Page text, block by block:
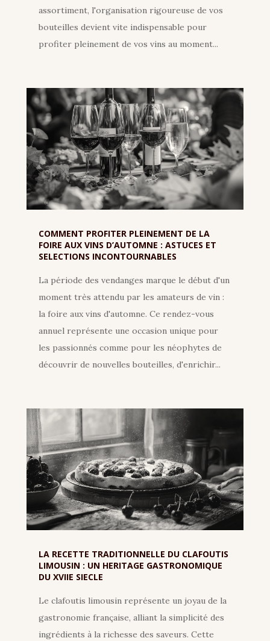
assortiment, l'organisation rigoureuse de vos
bouteilles devient vite indispensable pour
profiter pleinement de vos vins au moment...
COMMENT PROFITER PLEINEMENT DE LA
FOIRE AUX VINS D’AUTOMNE : ASTUCES ET
SELECTIONS INCONTOURNABLES
La période des vendanges marque le début d'un
moment très attendu par les amateurs de vin :
la foire aux vins d'automne. Ce rendez-vous
annuel représente une occasion unique pour
les passionnés comme pour les néophytes de
découvrir de nouvelles bouteilles, d'enrichir...
LA RECETTE TRADITIONNELLE DU CLAFOUTIS
LIMOUSIN : UN HERITAGE GASTRONOMIQUE
DU XVIIE SIECLE
Le clafoutis limousin représente un joyau de la
gastronomie française, alliant la simplicité des
ingrédients à la richesse des saveurs. Cette